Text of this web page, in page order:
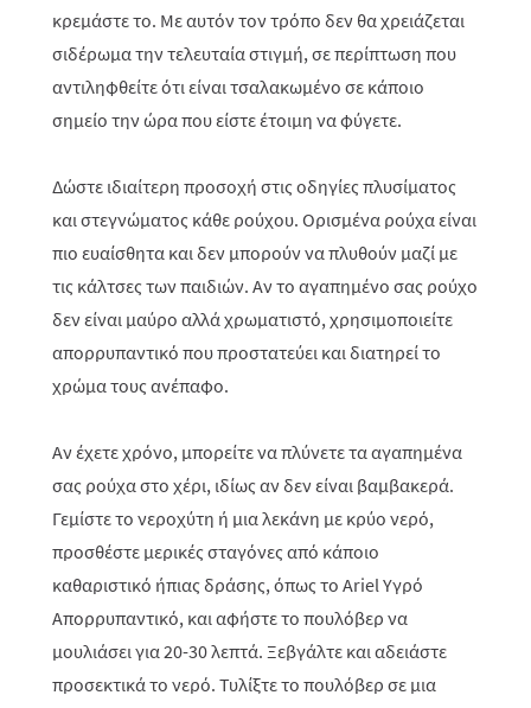
κρεμάστε το. Με αυτόν τον τρόπο δεν θα χρειάζεται
σιδέρωμα την τελευταία στιγμή, σε περίπτωση που
αντιληφθείτε ότι είναι τσαλακωμένο σε κάποιο
σημείο την ώρα που είστε έτοιμη να φύγετε.
Δώστε ιδιαίτερη προσοχή στις οδηγίες πλυσίματος
και στεγνώματος κάθε ρούχου. Ορισμένα ρούχα είναι
πιο ευαίσθητα και δεν μπορούν να πλυθούν μαζί με
τις κάλτσες των παιδιών. Αν το αγαπημένο σας ρούχο
δεν είναι μαύρο αλλά χρωματιστό, χρησιμοποιείτε
απορρυπαντικό που προστατεύει και διατηρεί το
χρώμα τους ανέπαφο.
Αν έχετε χρόνο, μπορείτε να πλύνετε τα αγαπημένα
σας ρούχα στο χέρι, ιδίως αν δεν είναι βαμβακερά.
Γεμίστε το νεροχύτη ή μια λεκάνη με κρύο νερό,
προσθέστε μερικές σταγόνες από κάποιο
καθαριστικό ήπιας δράσης, όπως το Ariel Υγρό
Απορρυπαντικό, και αφήστε το πουλόβερ να
μουλιάσει για 20-30 λεπτά. Ξεβγάλτε και αδειάστε
προσεκτικά το νερό. Τυλίξτε το πουλόβερ σε μια